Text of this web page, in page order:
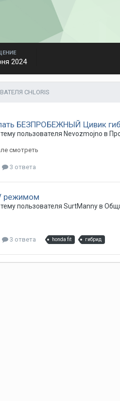
2024
CHLORIS
БЕЗПРОБЕЖНЫЙ Цивик
пользователя Nevozmojno в
смотреть
3 ответа
режимом
пользователя SurtMannyв
3 ответа honda fit гибрид